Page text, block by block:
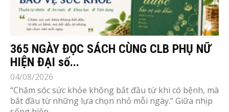
365 NGÀY ĐỌC SÁCH CÙNG CLB PHỤ NỮ
HIỆN ĐẠI số...
04/08/2026
“Chăm sóc sức khỏe không bắt đầu từ khi có bệnh, mà
bắt đầu từ những lựa chọn nhỏ mỗi ngày.” Giữa nhịp